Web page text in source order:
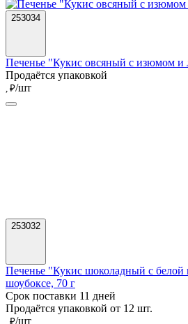
253034
Печенье "Кукис овсяный с изюмом и
Продаётся упаковкой
, ₽/шт
253032
Печенье "Кукис шоколадный с белой
шоубоксе, 70 г
Срок поставки 11 дней
Продаётся упаковкой от 12 шт.
, ₽/шт